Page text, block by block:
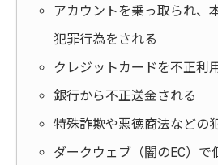
アカウントを乗っ取られ、
犯罪行為をされる
クレジットカードを不正利
銀行から不正送金される
特殊詐欺や悪徳商法などの
ダークウェブ（闇のEC）で